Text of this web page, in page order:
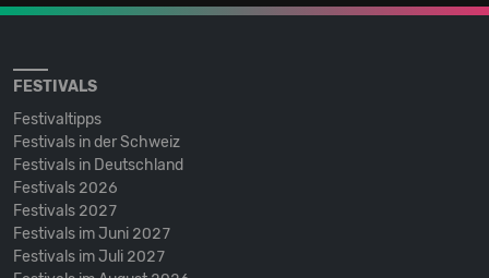
FESTIVALS
Festivaltipps
Festivals in der Schweiz
Festivals in Deutschland
Festivals 2026
Festivals 2027
Festivals im Juni 2027
Festivals im Juli 2027